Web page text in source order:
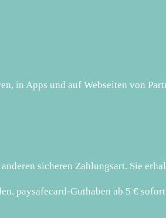
in Apps und auf Webseiten von
sicheren Zahlungsart. Sie
paysafecard-Guthaben ab 5 €